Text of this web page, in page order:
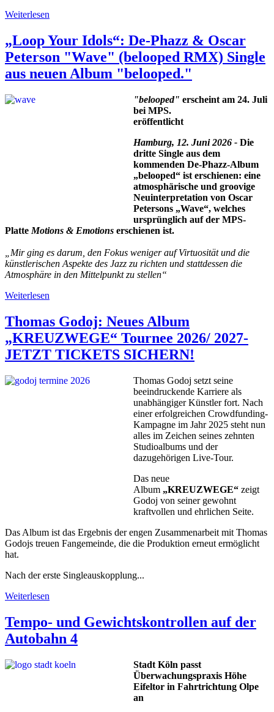
Weiterlesen
„Loop Your Idols“: De-Phazz & Oscar
Peterson "Wave" (belooped RMX) Single
aus neuen Album "belooped."
"belooped" erscheint am 24. Juli
bei MPS­.
eröffentlicht
Hamburg, 12. Juni 2026 - Die
dritte Single aus dem
kommenden De-Phazz-Album
„belooped“ ist erschienen: eine
atmosphärische und groovige
Neuinterpretation von Oscar
Petersons „Wave“, welches
ursprünglich auf der MPS-
Platte Motions & Emotions erschienen ist.
„Mir ging es darum, den Fokus weniger auf Virtuosität und die
künstlerischen Aspekte des Jazz zu richten und stattdessen die
Atmosphäre in den Mittelpunkt zu stellen“
Weiterlesen
Thomas Godoj: Neues Album
„KREUZWEGE“ Tournee 2026/ 2027-
JETZT TICKETS SICHERN!
Thomas Godoj setzt seine
beeindruckende Karriere als
unabhängiger Künstler fort. Nach
einer erfolgreichen Crowdfunding-
Kampagne im Jahr 2025 steht nun
alles im Zeichen seines zehnten
Studioalbums und der
dazugehörigen Live-Tour.
Das neue
Album „KREUZWEGE“ zeigt
Godoj von seiner gewohnt
kraftvollen und ehrlichen Seite.
Das Album ist das Ergebnis der engen Zusammenarbeit mit Thomas
Godojs treuen Fangemeinde, die die Produktion erneut ermöglicht
hat.
Nach der erste Singleauskopplung...
Weiterlesen
Tempo- und Gewichtskontrollen auf der
Autobahn 4
Stadt Köln passt
Überwachungspraxis Höhe
Eifeltor in Fahrtrichtung Olpe
an